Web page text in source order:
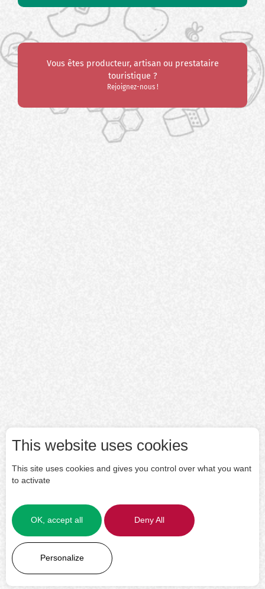
Vous êtes producteur, artisan ou prestataire
touristique ?
Rejoignez-nous !
This website uses cookies
This site uses cookies and gives you control over what you want
to activate
OK, accept all Deny All
Personalize